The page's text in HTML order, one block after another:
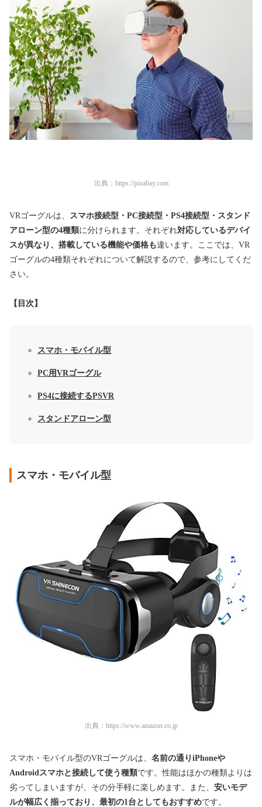
出典： https://pixabay.com
VRゴーグルは、
スマホ接続型・PC接続型・PS4接続型・スタンド
アローン型の4種類に分けられます。それぞれ対応しているデバイ
スが異なり、搭載している機能や価格も違います。ここでは、VR
ゴーグルの4種類それぞれについて解説するので、参考にしてくだ
さい。
【目次】
スマホ・モバイル型
PC用VRゴーグル
PS4に接続するPSVR
スタンドアローン型
スマホ・モバイル型
出典： https://www.amazon.co.jp
スマホ・モバイル型のVRゴーグルは、 名前の通りiPhoneや
Androidスマホと接続して使う種類です。性能はほかの種類よりは
劣ってしまいますが、その分手軽に楽しめます。また、 安いモデ
ルが幅広く揃っており、最初の1台としてもおすすめです。